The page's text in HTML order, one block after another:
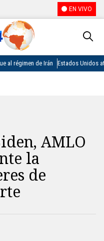
EN VIVO
al régimen de Irán Estados Unidos
AMLO
la
de